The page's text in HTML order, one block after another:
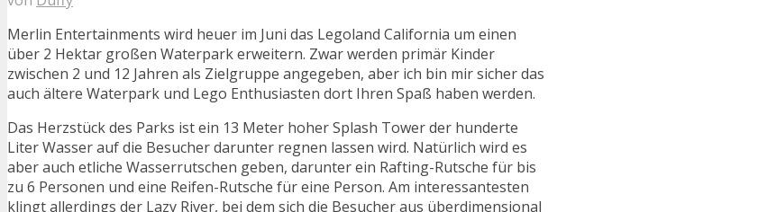
Merlin Entertainments wird heuer im Juni das Legoland California um einen
über 2 Hektar großen Waterpark erweitern. Zwar werden primär Kinder
zwischen 2 und 12 Jahren als Zielgruppe angegeben, aber ich bin mir sicher das
auch ältere Waterpark und Lego Enthusiasten dort Ihren Spaß haben werden.
Das Herzstück des Parks ist ein 13 Meter hoher Splash Tower der hunderte
Liter Wasser auf die Besucher darunter regnen lassen wird. Natürlich wird es
aber auch etliche Wasserrutschen geben, darunter ein Rafting-Rutsche für bis
zu 6 Personen und eine Reifen-Rutsche für eine Person. Am interessantesten
klingt allerdings der Lazy River, bei dem sich die Besucher aus überdimensional